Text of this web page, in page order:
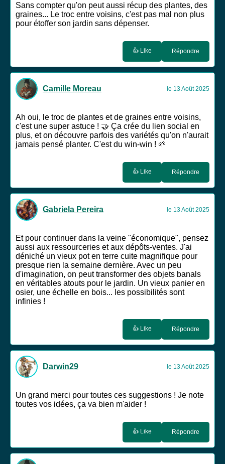
Sans compter qu'on peut aussi récup des plantes, des
graines... Le troc entre voisins, c'est pas mal non plus
pour étoffer son jardin sans dépenser.
👍 Like Répondre
Camille Moreau le 13 Août 2025
Ah oui, le troc de plantes et de graines entre voisins,
c'est une super astuce ! 🤝 Ça crée du lien social en
plus, et on découvre parfois des variétés qu'on n'aurait
jamais pensé planter. C'est du win-win ! 🌱
👍 Like Répondre
Gabriela Pereira le 13 Août 2025
Et pour continuer dans la veine "économique", pensez
aussi aux ressourceries et aux dépôts-ventes. J'ai
déniché un vieux pot en terre cuite magnifique pour
presque rien la semaine dernière. Avec un peu
d'imagination, on peut transformer des objets banals
en véritables atouts pour le jardin. Un vieux panier en
osier, une échelle en bois... les possibilités sont
infinies !
👍 Like Répondre
Darwin29 le 13 Août 2025
Un grand merci pour toutes ces suggestions ! Je note
toutes vos idées, ça va bien m'aider !
👍 Like Répondre